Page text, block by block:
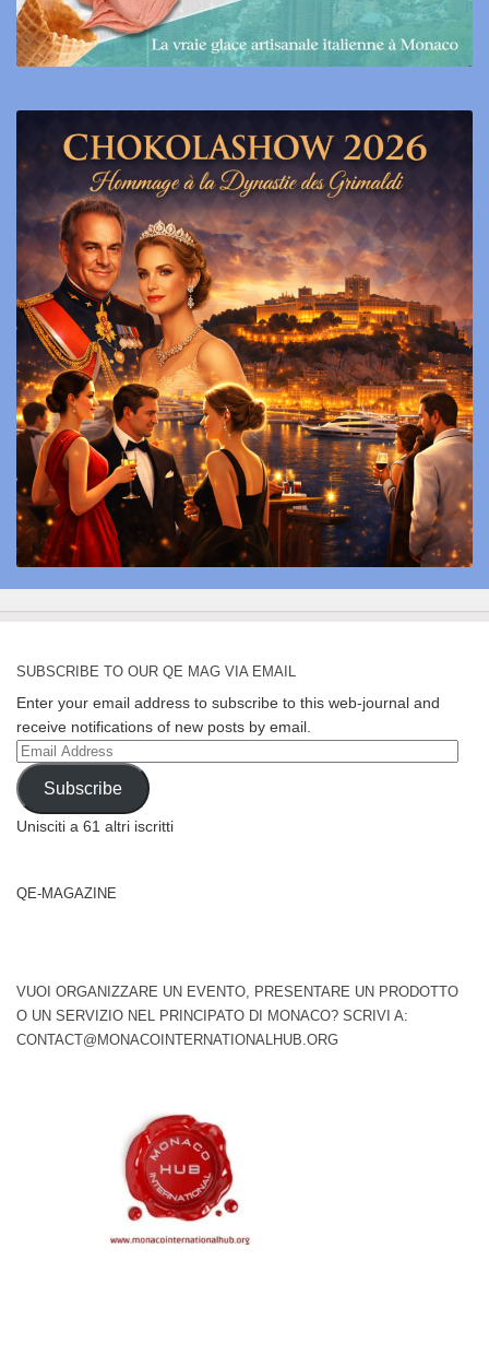
SUBSCRIBE TO OUR QE MAG VIA EMAIL
Enter your email address to subscribe to this web-journal and
receive notifications of new posts by email.
Email
Address
Subscribe
Unisciti a 61 altri iscritti
QE-MAGAZINE
VUOI ORGANIZZARE UN EVENTO, PRESENTARE UN PRODOTTO
O UN SERVIZIO NEL PRINCIPATO DI MONACO? SCRIVI A:
CONTACT@MONACOINTERNATIONALHUB.ORG